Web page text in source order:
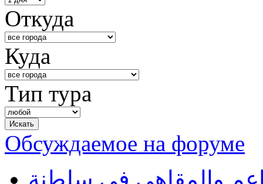
Откуда
Куда
Тип тура
Обсуждаемое на форуме
والمقاهي في سلطنة